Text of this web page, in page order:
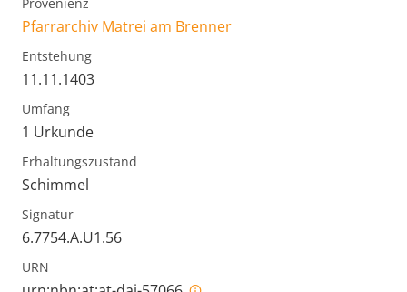
Pfarrarchiv Matrei am Brenner
Entstehung
11.11.1403
Umfang
1 Urkunde
Erhaltungszustand
Schimmel
Signatur
6.7754.A.U1.56
URN